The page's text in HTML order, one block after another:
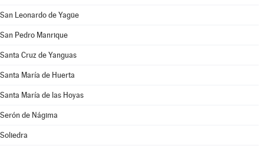
San Leonardo de Yagüe
San Pedro Manrique
Santa Cruz de Yanguas
Santa María de Huerta
Santa María de las Hoyas
Serón de Nágima
Soliedra